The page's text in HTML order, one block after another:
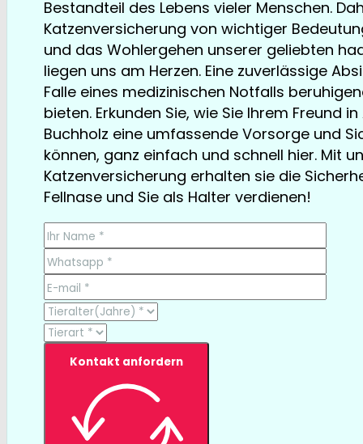
Bestandteil des Lebens vieler Menschen.
Katzenversicherung von wichtiger
und das Wohlergehen unserer geliebten
liegen uns am Herzen. Eine zuverlässige
Falle eines medizinischen Notfalls
bieten. Erkunden Sie, wie Sie Ihrem Freund
Buchholz eine umfassende Vorsorge und
können, ganz einfach und schnell hier. Mit
Katzenversicherung erhalten sie die
Fellnase und Sie als Halter verdienen!
Kontakt anfordern
TESTSIEGER bereits ab € 13,35/Monat